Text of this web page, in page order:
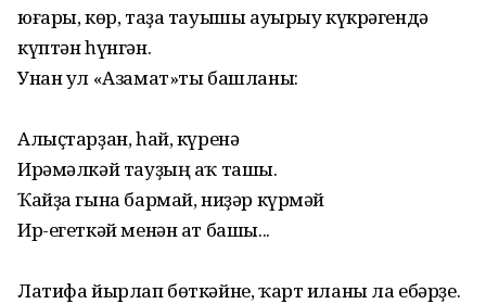
юғары, көр, таҙа тауышы ауырыу күкрәгендә
күптән һүнгән.
Унан ул «Азамат»ты башланы:
Алыҫтарҙан, һай, күренә
Ирәмәлкәй тауҙың аҡ ташы.
Ҡайҙа гына бармай, ниҙәр күрмәй
Ир-егеткәй менән ат башы...
Латифа йырлап бөткәйне, ҡарт иланы ла ебәрҙе.